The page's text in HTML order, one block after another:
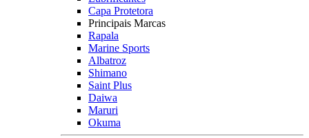
Capa Protetora
Principais Marcas
Rapala
Marine Sports
Albatroz
Shimano
Saint Plus
Daiwa
Maruri
Okuma